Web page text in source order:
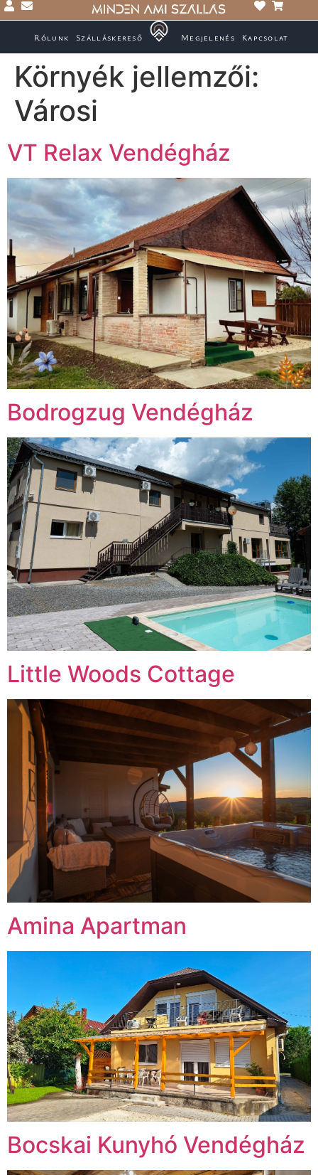
Rólunk Szálláskereső Megjelenés Kapcsolat
Környék jellemzői:
Városi
VT Relax Vendégház
Bodrogzug Vendégház
Little Woods Cottage
Amina Apartman
Bocskai Kunyhó Vendégház